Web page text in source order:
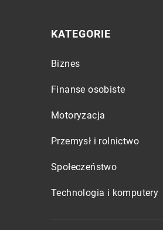
KATEGORIE
Biznes
Finanse osobiste
Motoryzacja
Przemysł i rolnictwo
Społeczeństwo
Technologia i komputery